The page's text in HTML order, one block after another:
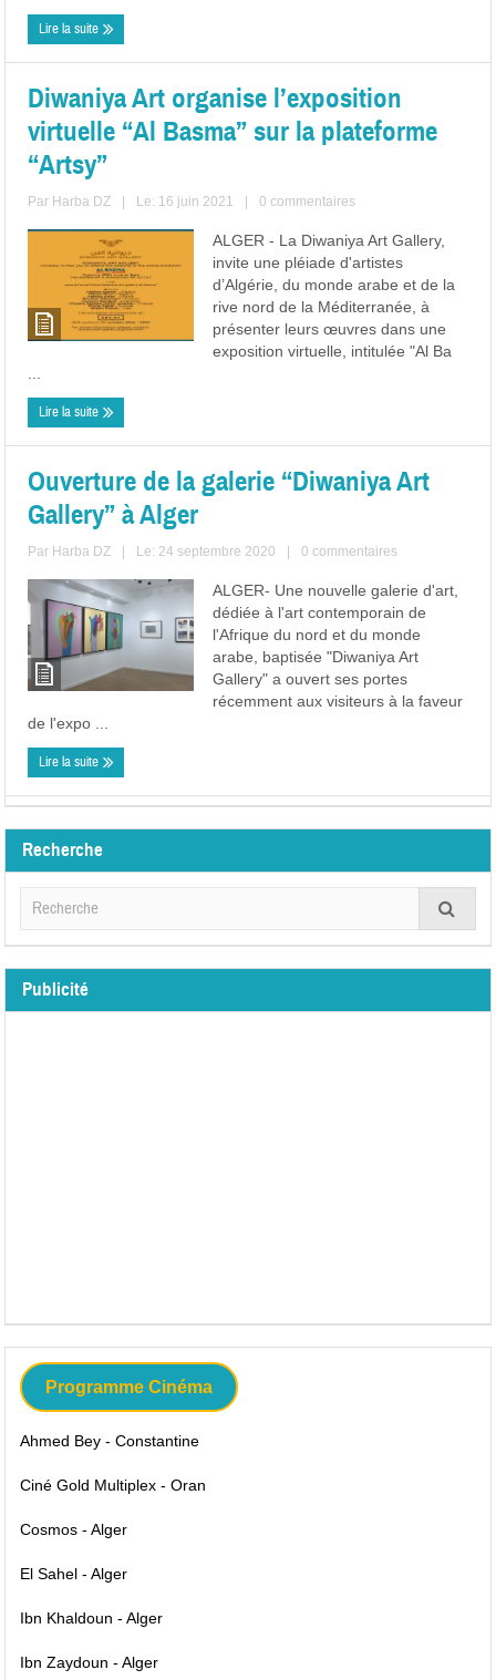
Lire la suite
Diwaniya Art organise l’exposition
virtuelle “Al Basma” sur la plateforme
“Artsy”
Par Harba DZ Le: 16 juin 2021 0 commentaires
ALGER - La Diwaniya Art Gallery,
invite une pléiade d'artistes
d’Algérie, du monde arabe et de la
rive nord de la Méditerranée, à
présenter leurs œuvres dans une
exposition virtuelle, intitulée "Al Ba
Lire la suite
Ouverture de la galerie “Diwaniya Art
Gallery” à Alger
Par Harba DZ Le: 24 septembre 2020 0 commentaires
ALGER- Une nouvelle galerie d'art,
dédiée à l'art contemporain de
l'Afrique du nord et du monde
arabe, baptisée "Diwaniya Art
Gallery" a ouvert ses portes
récemment aux visiteurs à la faveur
de l'expo ...
Lire la suite
Recherche
Publicité
Programme Cinéma
Ahmed Bey - Constantine
Ciné Gold Multiplex - Oran
Cosmos - Alger
El Sahel - Alger
Ibn Khaldoun - Alger
Ibn Zaydoun - Alger